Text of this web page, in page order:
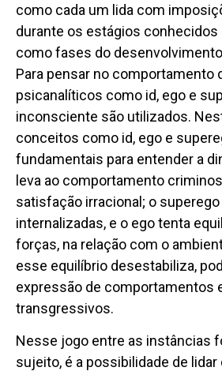
como cada um lida com
durante os estágios conhecidos
como fases do
Para pensar no comportamento
psicanalíticos como id, ego e
inconsciente são utilizados.
conceitos como id, ego e
fundamentais para entender a
leva ao comportamento
satisfação irracional; o
internalizadas, e o ego tenta
forças, na relação com o
esse equilíbrio desestabiliza,
expressão de comportamentos
transgressivos.
Nesse jogo entre as instâncias
sujeito, é a possibilidade de